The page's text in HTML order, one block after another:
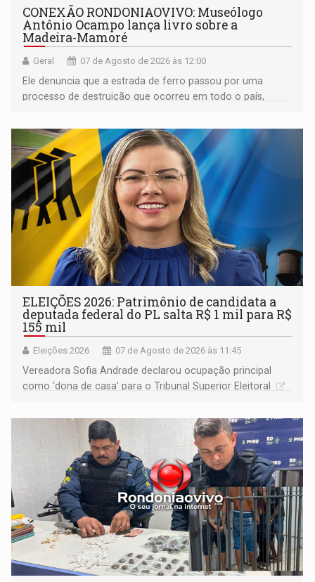
CONEXÃO RONDONIAOVIVO: Museólogo
Antônio Ocampo lança livro sobre a
Madeira-Mamoré
Geral 07 de Agosto de 2026 às 12:00
Ele denuncia que a estrada de ferro passou por uma
processo de destruição que ocorreu em todo o país,
ELEIÇÕES 2026: Patrimônio de candidata a
deputada federal do PL salta R$ 1 mil para R$
155 mil
Eleições 2026 07 de Agosto de 2026 às 11:45
Vereadora Sofia Andrade declarou ocupação principal
como ‘dona de casa’ para o Tribunal Superior Eleitoral